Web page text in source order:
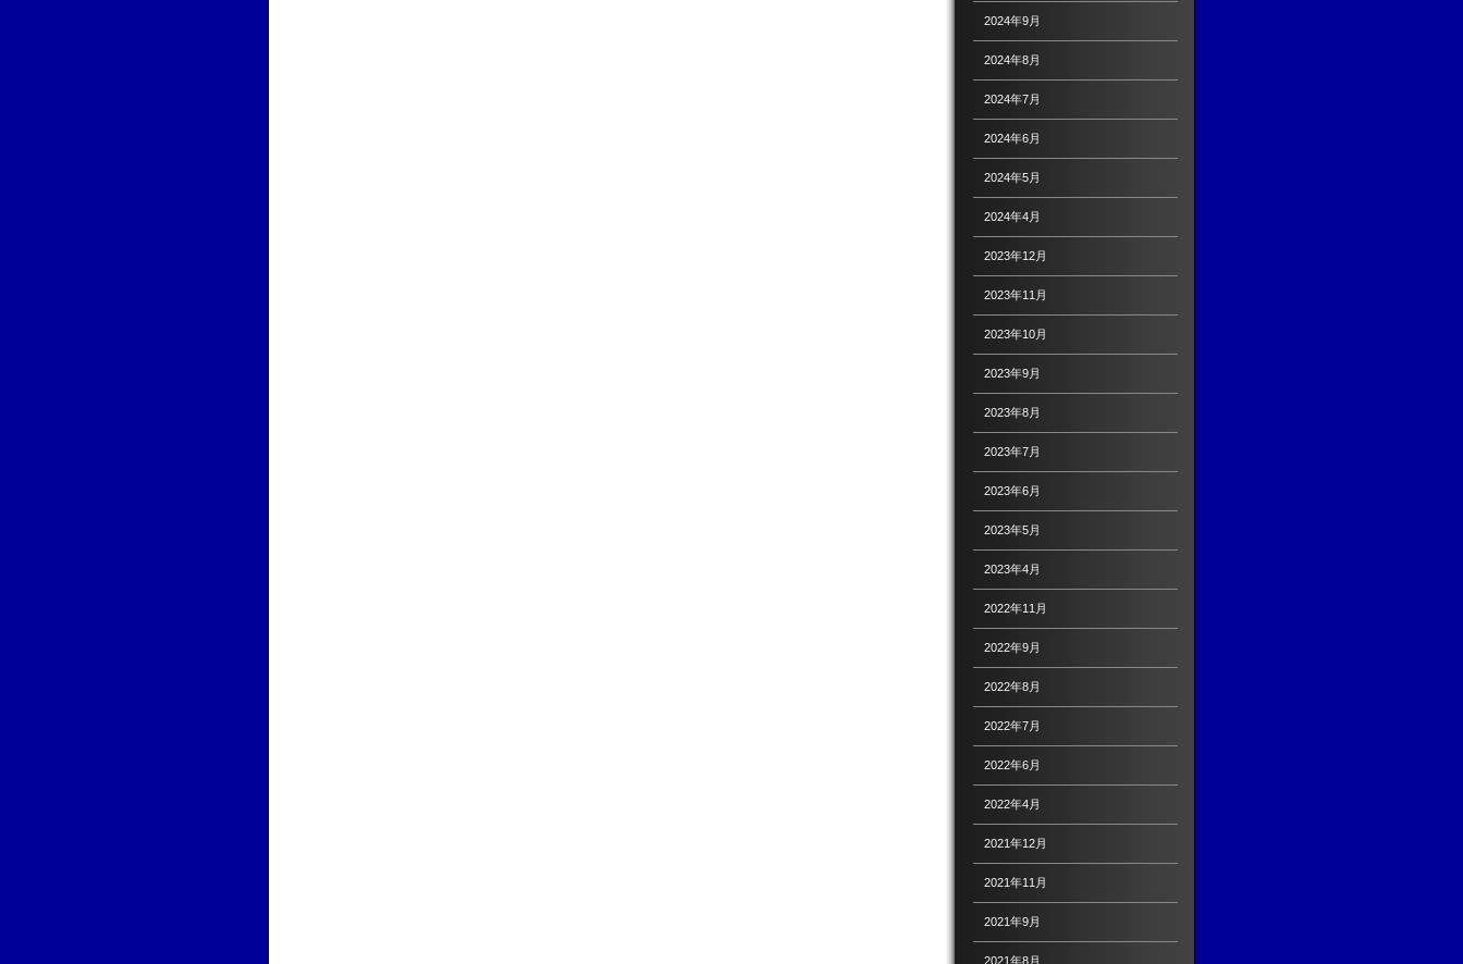
2024年9月
2024年8月
2024年7月
2024年6月
2024年5月
2024年4月
2023年12月
2023年11月
2023年10月
2023年9月
2023年8月
2023年7月
2023年6月
2023年5月
2023年4月
2022年11月
2022年9月
2022年8月
2022年7月
2022年6月
2022年4月
2021年12月
2021年11月
2021年9月
2021年8月